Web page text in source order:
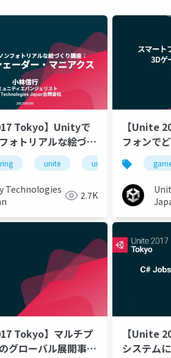
ライティング
Tokyo】Unityで
ォトリアルな絵づく
ーンシェーダー・マ
unite unity unity3d
Technologies
2.7K
【Unite
フォンで
ームをぐ
講座
Tokyo】マルチプ
グローバル展開事例
【Unite
システム